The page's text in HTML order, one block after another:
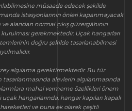
müsaade edecek şekilde
istasyonlarının önleri kapanmayacak
alandan normal çıkış güzergâhının
gerekmektedir. Uçak hangarları
doğru şekilde tasarlanabilmesi
algılama gerektirmektedir. Bu tür
alevlerin algılanmasında
mahal vermeme özellikleri önem
uçak hangarlarında, hangar kapıları kapalı
hareketleri ve buna ek olarak çeşitli